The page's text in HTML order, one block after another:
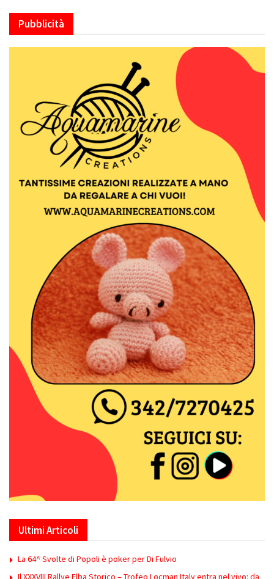
Pubblicità
Ultimi Articoli
La 64^ Svolte di Popoli è poker per Di Fulvio
Il XXXVIII Rallye Elba Storico – Trofeo Locman Italy entra nel vivo: da